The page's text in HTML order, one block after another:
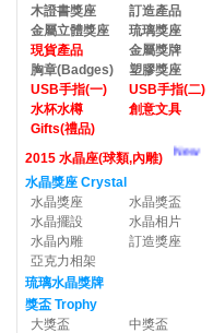
木證書獎座
訂造產品
金屬立體獎座
琉璃獎座
現貨產品
金屬獎牌
胸章(Badges)
塑膠獎座
USB手指(一)
USB手指(二)
水杯水樽
創意文具
Gifts(禮品)
2015 水晶座(球類,內雕)
New
水晶獎座 Crystal
水晶獎座
水晶獎盃
水晶擺設
水晶相片
水晶內雕
訂造獎座
亞克力相架
琉璃水晶獎牌
獎盃 Trophy
大獎盃
中獎盃